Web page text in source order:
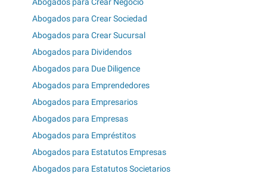
Abogados para Crear Negocio
Abogados para Crear Sociedad
Abogados para Crear Sucursal
Abogados para Dividendos
Abogados para Due Diligence
Abogados para Emprendedores
Abogados para Empresarios
Abogados para Empresas
Abogados para Empréstitos
Abogados para Estatutos Empresas
Abogados para Estatutos Societarios